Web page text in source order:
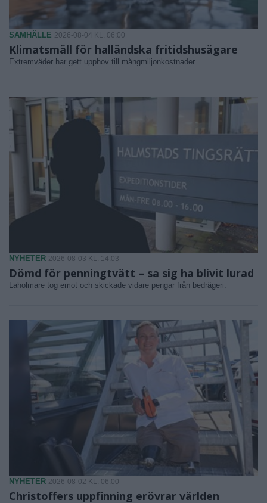
SAMHÄLLE 2026-08-04 KL. 06:00
Klimatsmäll för halländska fritidshusägare
Extremväder har gett upphov till mångmiljonkostnader.
NYHETER 2026-08-03 KL. 14:03
Dömd för penningtvätt – sa sig ha blivit lurad
Laholmare tog emot och skickade vidare pengar från bedrägeri.
NYHETER 2026-08-02 KL. 06:00
Christoffers uppfinning erövrar världen